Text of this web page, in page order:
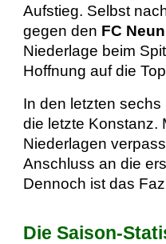
Aufstieg. Selbst
gegen den FC
Niederlage beim
Hoffnung auf die
In den letzten
die letzte Konstanz.
Niederlagen
Anschluss an die
Dennoch ist das
Die Saison-